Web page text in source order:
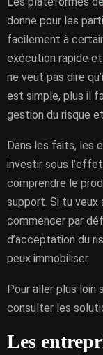
donne pour les
facilement à
exécution rapide et
ne veut pas dire
est simple, plus il
gestion du risque
Dans les faits, les
investir sous
comprendre le
support. Si tu veux
commencer par
d’acceptation du
peux immobiliser.
Pour aller plus loin
consulter les
Les